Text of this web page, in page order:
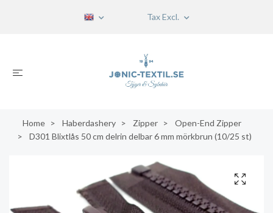
Tax Excl.
Home Haberdashery Zipper
Open-End Zipper
D301 Blixtlås 50 cm delrin delbar 6 mm mörkbrun (10/25 st)